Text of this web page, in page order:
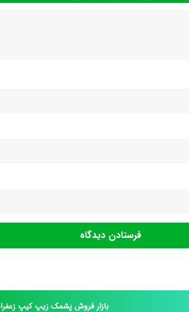
بازار فروش پشمک زیپ کیپ